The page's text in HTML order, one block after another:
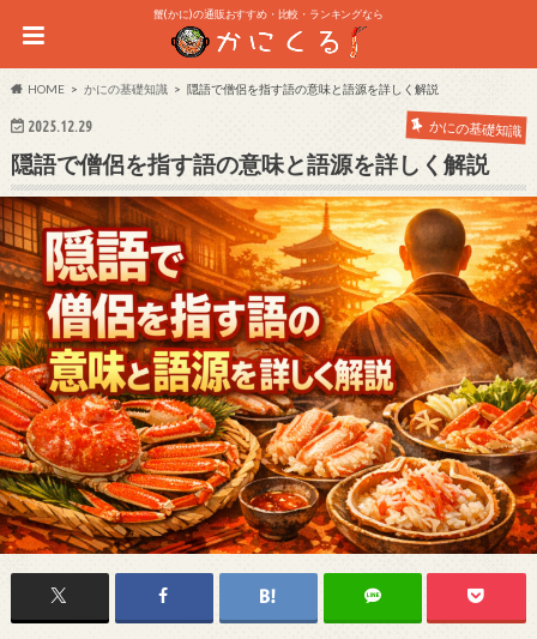
蟹(かに)の通販おすすめ・比較・ランキングなら
HOME かにの基礎知識 隠語で僧侶を指す語の意味と語源を詳しく解説
2025.12.29 かにの基礎知識
隠語で僧侶を指す語の意味と語源を詳しく解説